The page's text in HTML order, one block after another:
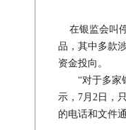
在银监会叫
品，其中多款
资金投向。
“对于多家银
示，7月2日，
的电话和文件